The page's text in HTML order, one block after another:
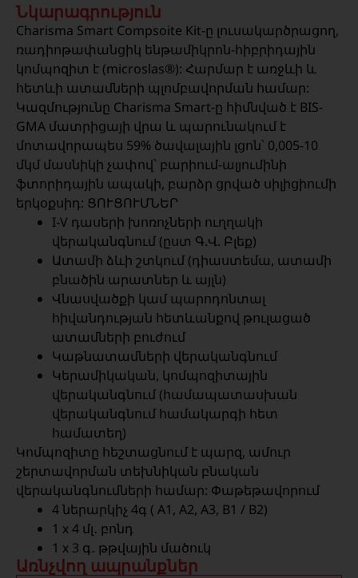
Նկարագրություն
Charisma Smart Compsoite Kit-ը լուսակարծրացող,
ռադիոթափանցիկ ենթամիկրոն-հիբրիդային
կոմպոզիտ է (microslas®): Հարմար է առջևի և
հետևի ատամների պլոմբավորման համար:
Կազմությունը Charisma Smart-ը հիմնված է BIS-
GMA մատրիցայի վրա և պարունակում է
մոտավորապես 59% ծավալային լցոն՝ 0,005-10
մկմ մասնիկի չափով՝ բարիում-ալյումինի
ֆտորիդային ապակի, բարձր ցրված սիլիցիումի
երկօքսիդ: ՑՈՒՑՈՒՄՆԵՐ
I-V դասերի խոռոչների ուղղակի
վերականգնում (ըստ Գ.Վ. Բլեք)
Ատամի ձևի շտկում (դիաստեմա, ատամի
բնածին արատներ և այլն)
Վնասվածքի կամ պարոդոնտալ
հիվանդության հետևանքով թուլացած
ատամների բուժում
Կաթնատամների վերականգնում
Կերամիկական, կոմպոզիտային
վերականգնում (համապատասխան
վերականգնում համակարգի հետ
համատեղ)
Կոմպոզիտը հեշտացնում է պարզ, ամուր
շերտավորման տեխնիկան բնական
վերականգնումների համար: Փաթեթավորում
4 ներարկիչ 4գ ( A1, A2, A3, B1 / B2)
1 х 4 մլ․ բոնդ
1 х 3 գ․ թթվային մածուկ
Առնչվող ապրանքներ